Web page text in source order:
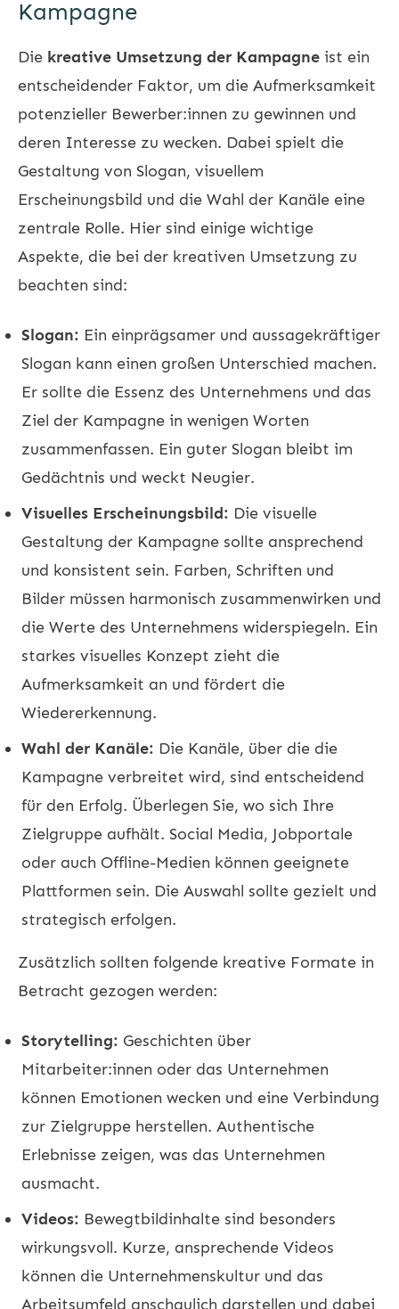
Kampagne
Die kreative Umsetzung der Kampagne ist ein
entscheidender Faktor, um die Aufmerksamkeit
potenzieller Bewerber:innen zu gewinnen und
deren Interesse zu wecken. Dabei spielt die
Gestaltung von Slogan, visuellem
Erscheinungsbild und die Wahl der Kanäle eine
zentrale Rolle. Hier sind einige wichtige
Aspekte, die bei der kreativen Umsetzung zu
beachten sind:
Slogan: Ein einprägsamer und aussagekräftiger
Slogan kann einen großen Unterschied machen.
Er sollte die Essenz des Unternehmens und das
Ziel der Kampagne in wenigen Worten
zusammenfassen. Ein guter Slogan bleibt im
Gedächtnis und weckt Neugier.
Visuelles Erscheinungsbild: Die visuelle
Gestaltung der Kampagne sollte ansprechend
und konsistent sein. Farben, Schriften und
Bilder müssen harmonisch zusammenwirken und
die Werte des Unternehmens widerspiegeln. Ein
starkes visuelles Konzept zieht die
Aufmerksamkeit an und fördert die
Wiedererkennung.
Wahl der Kanäle: Die Kanäle, über die die
Kampagne verbreitet wird, sind entscheidend
für den Erfolg. Überlegen Sie, wo sich Ihre
Zielgruppe aufhält. Social Media, Jobportale
oder auch Offline-Medien können geeignete
Plattformen sein. Die Auswahl sollte gezielt und
strategisch erfolgen.
Zusätzlich sollten folgende kreative Formate in
Betracht gezogen werden:
Storytelling: Geschichten über
Mitarbeiter:innen oder das Unternehmen
können Emotionen wecken und eine Verbindung
zur Zielgruppe herstellen. Authentische
Erlebnisse zeigen, was das Unternehmen
ausmacht.
Videos: Bewegtbildinhalte sind besonders
wirkungsvoll. Kurze, ansprechende Videos
können die Unternehmenskultur und das
Arbeitsumfeld anschaulich darstellen und dabei